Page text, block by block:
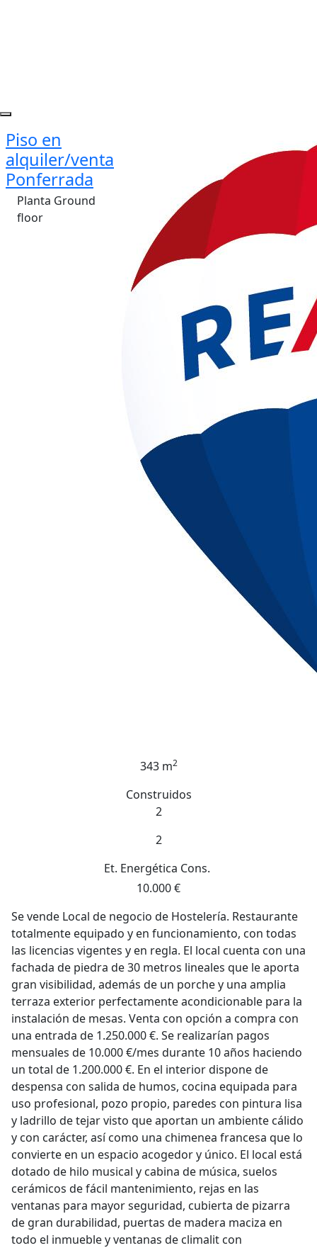
Piso en
alquiler/venta
Ponferrada
Planta Ground
floor
343 m2
Construidos
2
2
Et. Energética Cons.
10.000 €
Se vende Local de negocio de Hostelería. Restaurante
totalmente equipado y en funcionamiento, con todas
las licencias vigentes y en regla. El local cuenta con una
fachada de piedra de 30 metros lineales que le aporta
gran visibilidad, además de un porche y una amplia
terraza exterior perfectamente acondicionable para la
instalación de mesas. Venta con opción a compra con
una entrada de 1.250.000 €. Se realizarían pagos
mensuales de 10.000 €/mes durante 10 años haciendo
un total de 1.200.000 €. En el interior dispone de
despensa con salida de humos, cocina equipada para
uso profesional, pozo propio, paredes con pintura lisa
y ladrillo de tejar visto que aportan un ambiente cálido
y con carácter, así como una chimenea francesa que lo
convierte en un espacio acogedor y único. El local está
dotado de hilo musical y cabina de música, suelos
cerámicos de fácil mantenimiento, rejas en las
ventanas para mayor seguridad, cubierta de pizarra
de gran durabilidad, puertas de madera maciza en
todo el inmueble y ventanas de climalit con